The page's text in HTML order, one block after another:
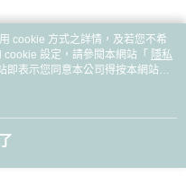
cookie 方式之詳情，及若您不希
設定，請參閱本網站「 隱私
即表示您同意本公司得按本網站使